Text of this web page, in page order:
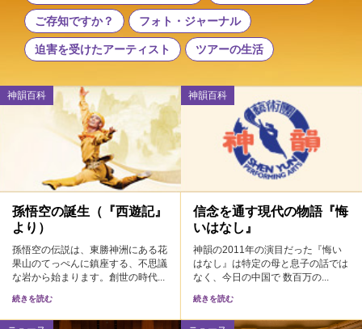
ご存知ですか？ フォト・ジャーナル
迫害を受けたアーティスト ツアーの生活
神韻百科
孫悟空の誕生（『西遊記』
より）
孫悟空の伝説は、東勝神洲にある花
果山のてっぺんに鎮座する、不思議
な岩から始まります。創世の時代...
続きを読む
神韻百科
信念を通す現代の物語『悔
いはなし』
神韻の2011年の演目だった『悔い
はなし』は特定の母と息子の話では
なく、今日の中国で 数百万の...
続きを読む